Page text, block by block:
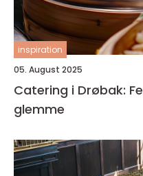
inspiration
05. August 2025
Catering i Drøbak:
glemme